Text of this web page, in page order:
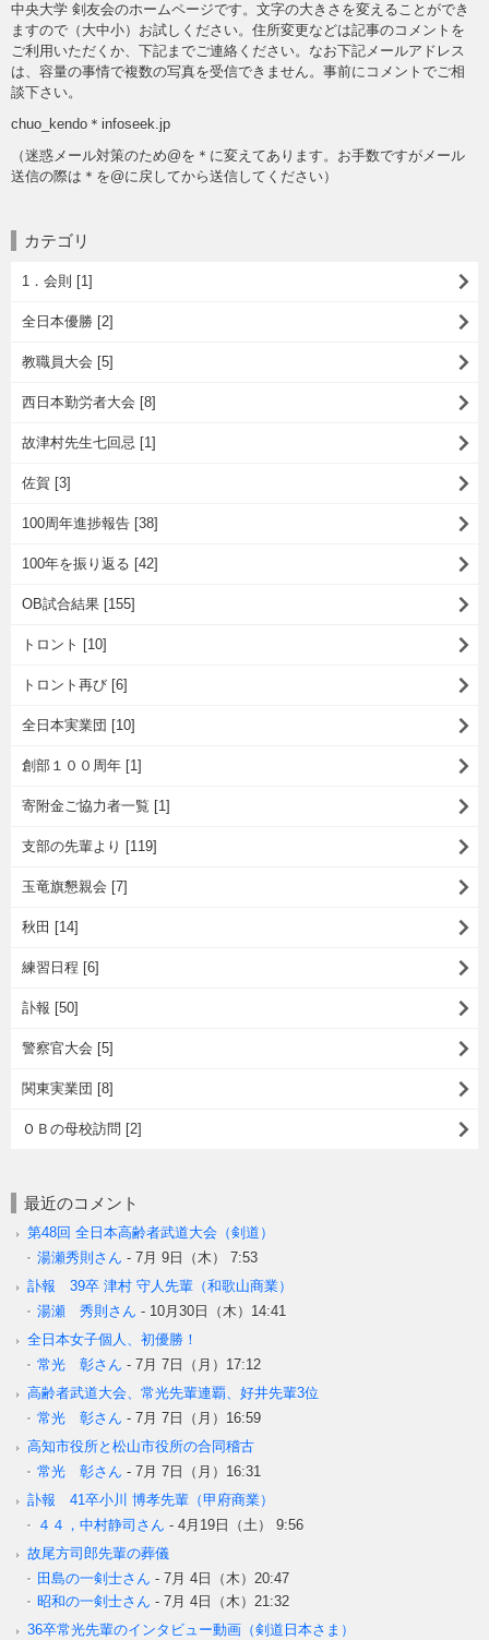
中央大学 剣友会のホームページです。文字の大きさを変えることができ
ますので（大中小）お試しください。住所変更などは記事のコメントを
ご利用いただくか、下記までご連絡ください。なお下記メールアドレス
は、容量の事情で複数の写真を受信できません。事前にコメントでご相
談下さい。
chuo_kendo＊infoseek.jp
（迷惑メール対策のため@を＊に変えてあります。お手数ですがメール
送信の際は＊を@に戻してから送信してください）
カテゴリ
1．会則 [1]
全日本優勝 [2]
教職員大会 [5]
西日本勤労者大会 [8]
故津村先生七回忌 [1]
佐賀 [3]
100周年進捗報告 [38]
100年を振り返る [42]
OB試合結果 [155]
トロント [10]
トロント再び [6]
全日本実業団 [10]
創部１００周年 [1]
寄附金ご協力者一覧 [1]
支部の先輩より [119]
玉竜旗懇親会 [7]
秋田 [14]
練習日程 [6]
訃報 [50]
警察官大会 [5]
関東実業団 [8]
ＯＢの母校訪問 [2]
最近のコメント
第48回 全日本高齢者武道大会（剣道）
湯瀬秀則さん - 7月 9日（木） 7:53
訃報 39卒 津村 守人先輩（和歌山商業）
湯瀬 秀則さん - 10月30日（木）14:41
全日本女子個人、初優勝！
常光 彰さん - 7月 7日（月）17:12
高齢者武道大会、常光先輩連覇、好井先輩3位
常光 彰さん - 7月 7日（月）16:59
高知市役所と松山市役所の合同稽古
常光 彰さん - 7月 7日（月）16:31
訃報 41卒小川 博孝先輩（甲府商業）
４４，中村静司さん - 4月19日（土） 9:56
故尾方司郎先輩の葬儀
田島の一剣士さん - 7月 4日（木）20:47
昭和の一剣士さん - 7月 4日（木）21:32
36卒常光先輩のインタビュー動画（剣道日本さま）